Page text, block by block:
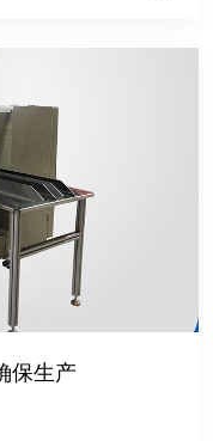
保生产